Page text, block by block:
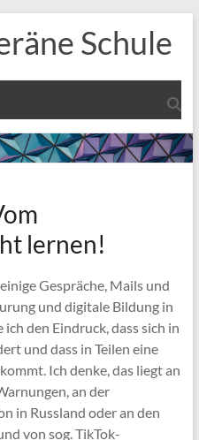
Schule
lernen!
Gespräche, Mails und
und digitale Bildung in
den Eindruck, dass sich in
und dass in Teilen eine
Ich denke, das liegt an
an der
in Russland oder an den
von sog. TikTok-